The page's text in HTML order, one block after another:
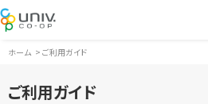
ホーム > ご利用ガイド
ご利用ガイド